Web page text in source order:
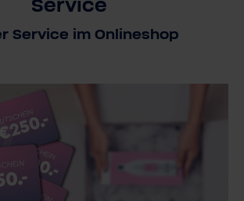
Service
Service im Onlineshop